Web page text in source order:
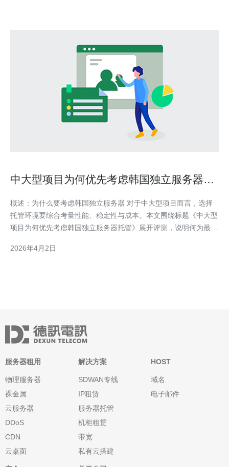
中大型项目为何优先考虑韩国独立服务器托
概述：为什么要考虑韩国独立服务器 对于中大型项目而言，选择
托管环境要综合考量性能、稳定性与成本。本文围绕标题《中大型
项目为何优先考虑韩国独立服务器托管》展开评测，说明何为最
托管中作出明智选择。 韩国独立服务器的网络与延迟优势 韩国独
2026年4月2日
服务器租用
物理服务器
裸金属
云服务器
DDoS
CDN
云桌面
解决方案
SDWAN专线
IP租赁
服务器托管
机柜租赁
带宽
私有云搭建
HOST
域名
电子邮件